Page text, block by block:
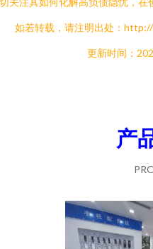
如若转载，请注明出处：
更新时间：
产